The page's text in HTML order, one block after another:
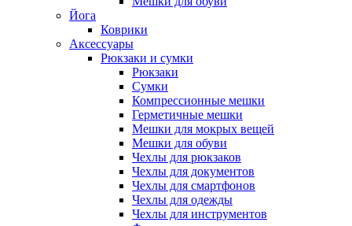
Йога
Коврики
Аксессуары
Рюкзаки и сумки
Рюкзаки
Сумки
Компрессионные мешки
Герметичные мешки
Мешки для мокрых вещей
Мешки для обуви
Чехлы для рюкзаков
Чехлы для документов
Чехлы для смартфонов
Чехлы для одежды
Чехлы для инструментов